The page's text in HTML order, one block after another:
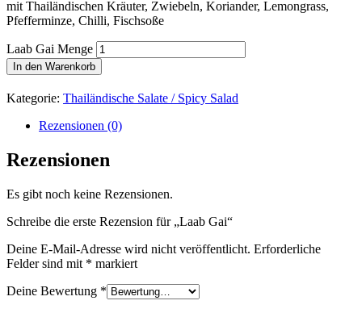
mit Thailändischen Kräuter, Zwiebeln, Koriander, Lemongrass,
Pfefferminze, Chilli, Fischsoße
Laab Gai Menge
In den Warenkorb
Kategorie: Thailändische Salate / Spicy Salad
Rezensionen (0)
Rezensionen
Es gibt noch keine Rezensionen.
Schreibe die erste Rezension für „Laab Gai“
Deine E-Mail-Adresse wird nicht veröffentlicht. Erforderliche
Felder sind mit * markiert
Deine Bewertung *